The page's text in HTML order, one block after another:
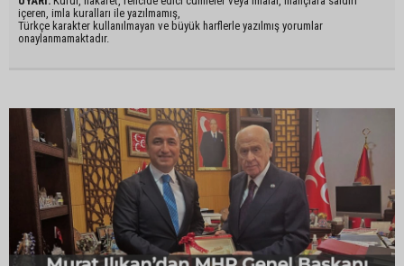
içeren, imla kuralları ile yazılmamış,
Türkçe karakter kullanılmayan ve büyük harflerle yazılmış yorumlar
onaylanmamaktadır.